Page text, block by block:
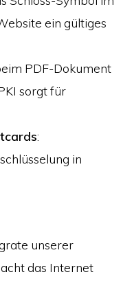
ein gültiges
PDF-Dokument
sorgt für
:
in
unserer
das Internet